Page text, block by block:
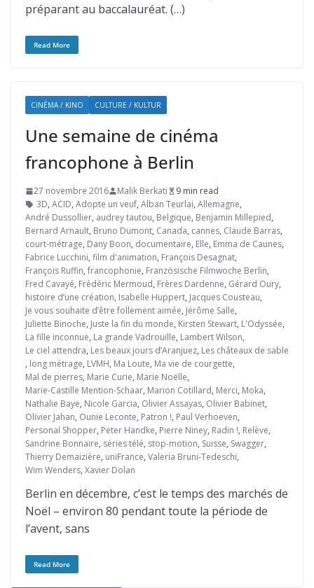
préparant au baccalauréat. (…)
Read More
CINÉMA / KINO CULTURE / KULTUR
Une semaine de cinéma
francophone à Berlin
27 novembre 2016 Malik Berkati
9 min read
3D, ACID, Adopte un veuf, Alban Teurlai, Allemagne,
André Dussollier, audrey tautou, Belgique, Benjamin Millepied,
Bernard Arnault, Bruno Dumont, Canada, cannes, Claude Barras,
court-métrage, Dany Boon, documentaire, Elle, Emma de Caunes,
Fabrice Lucchini, film d'animation, François Desagnat,
François Ruffin, francophonie, Französische Filmwoche Berlin,
Fred Cavayé, Frédéric Mermoud, Frères Dardenne, Gérard Oury,
histoire d’une création, Isabelle Huppert, Jacques Cousteau,
Je vous souhaite d’être follement aimée, Jérôme Salle,
Juliette Binoche, Juste la fin du monde, Kirsten Stewart, L'Odyssée,
La fille inconnue, La grande Vadrouille, Lambert Wilson,
Le ciel attendra, Les beaux jours d’Aranjuez, Les châteaux de sable
, long métrage, LVMH, Ma Loute, Ma vie de courgette,
Mal de pierres, Marie Curie, Marie Noëlle,
Marie-Castille Mention-Schaar, Marion Cotillard, Merci, Moka,
Nathalie Baye, Nicole Garcia, Olivier Assayas, Olivier Babinet,
Olivier Jahan, Ounie Leconte, Patron !, Paul Verhoeven,
Personal Shopper, Peter Handke, Pierre Niney, Radin !, Relève,
Sandrine Bonnaire, séries télé, stop-motion, Suisse, Swagger,
Thierry Demaizière, uniFrance, Valeria Bruni-Tedeschi,
Wim Wenders, Xavier Dolan
Berlin en décembre, c’est le temps des marchés de
Noël – environ 80 pendant toute la période de
l’avent, sans
Read More